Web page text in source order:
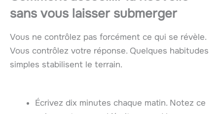
sans vous laisser submerger
Vous ne contrôlez pas forcément ce qui se révèle.
Vous contrôlez votre réponse. Quelques habitudes
simples stabilisent le terrain.
Écrivez dix minutes chaque matin. Notez ce